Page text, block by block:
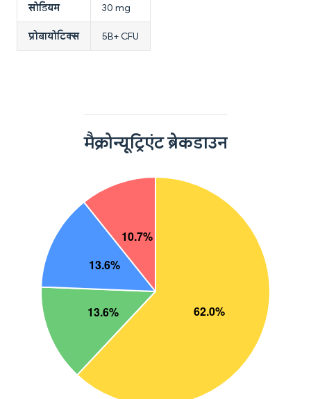
सोडियम 30 mg
प्रोबायोटिक्स 5B+ CFU
मैक्रोन्यूट्रिएंट ब्रेकडाउन